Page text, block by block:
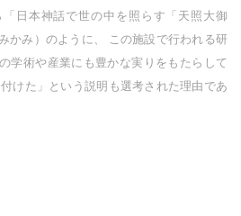
日本神話で世の中を照らす「天照大御
かみ）のように、 この施設で行われる研
学術や産業にも豊かな実りをもたらして
けた」という説明も選考された理由であ